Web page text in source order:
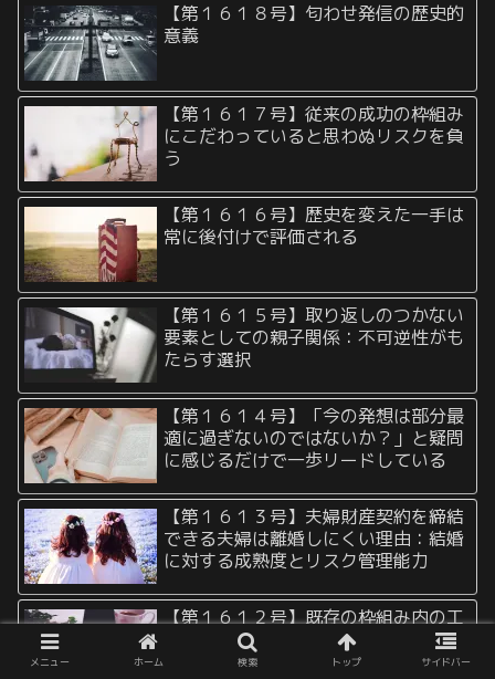
【第１６１８号】匂わせ発信の歴史的
意義
【第１６１７号】従来の成功の枠組み
にこだわっていると思わぬリスクを負
う
【第１６１６号】歴史を変えた一手は
常に後付けで評価される
【第１６１５号】取り返しのつかない
要素としての親子関係：不可逆性がも
たらす選択
【第１６１４号】「今の発想は部分最
適に過ぎないのではないか？」と疑問
に感じるだけで一歩リードしている
【第１６１３号】夫婦財産契約を締結
できる夫婦は離婚しにくい理由：結婚
に対する成熟度とリスク管理能力
【第１６１２号】既存の枠組み内の工
夫は既存の枠組みを超えた際にも生か
される：iPhoneの例から学ぶ普遍的な
メニュー ホーム 検索 トップ サイドバー